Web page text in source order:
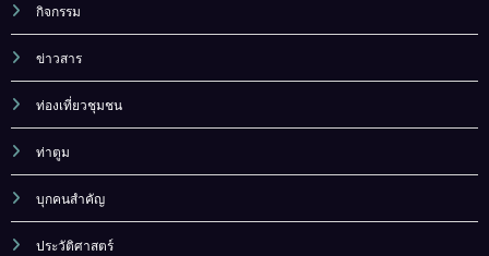
กิจกรรม
ข่าวสาร
ท่องเที่ยวชุมชน
ท่าตูม
บุกคนสำคัญ
ประวัติศาสตร์